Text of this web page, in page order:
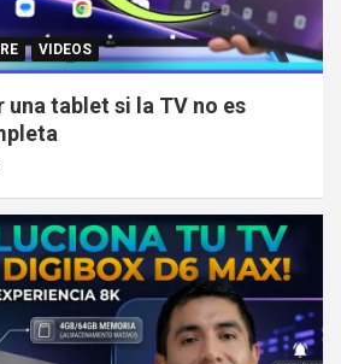
VIDEOS
tablet si la TV no es